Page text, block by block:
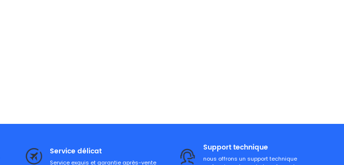
Service délicat
Service exquis et garantie après-vente
Support technique
nous offrons un support technique